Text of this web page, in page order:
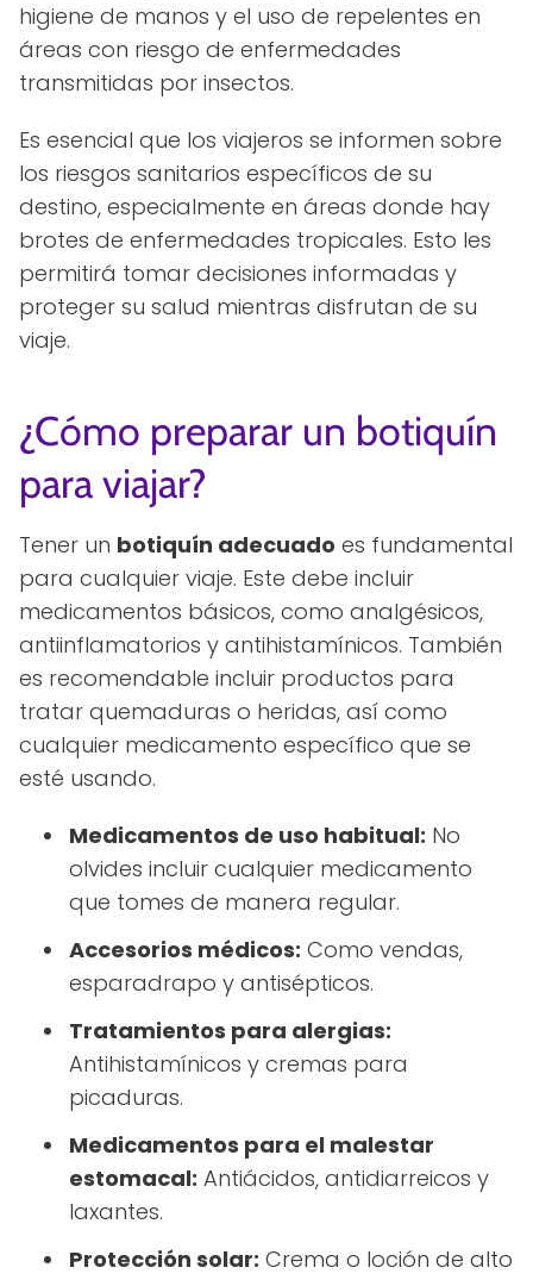
higiene de manos y el uso de repelentes en
áreas con riesgo de enfermedades
transmitidas por insectos.
Es esencial que los viajeros se informen sobre
los riesgos sanitarios específicos de su
destino, especialmente en áreas donde hay
brotes de enfermedades tropicales. Esto les
permitirá tomar decisiones informadas y
proteger su salud mientras disfrutan de su
viaje.
¿Cómo preparar un botiquín
para viajar?
Tener un botiquín adecuado es fundamental
para cualquier viaje. Este debe incluir
medicamentos básicos, como analgésicos,
antiinflamatorios y antihistamínicos. También
es recomendable incluir productos para
tratar quemaduras o heridas, así como
cualquier medicamento específico que se
esté usando.
Medicamentos de uso habitual: No
olvides incluir cualquier medicamento
que tomes de manera regular.
Accesorios médicos: Como vendas,
esparadrapo y antisépticos.
Tratamientos para alergias:
Antihistamínicos y cremas para
picaduras.
Medicamentos para el malestar
estomacal: Antiácidos, antidiarreicos y
laxantes.
Protección solar: Crema o loción de alto